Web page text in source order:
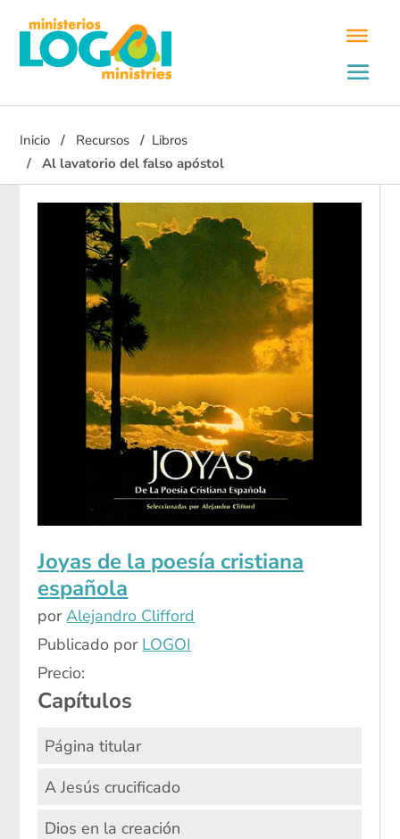
Inicio Recursos
Libros
Al lavatorio del falso apóstol
Joyas de la poesía cristiana
española
porAlejandro Clifford
Publicado por LOGOI
Precio:
Capítulos
Página titular
A Jesús crucificado
Dios en la creación